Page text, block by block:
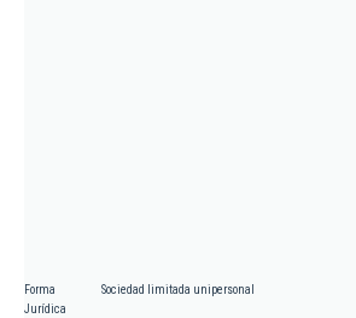
Forma
Jurídica
Sociedad limitada unipersonal